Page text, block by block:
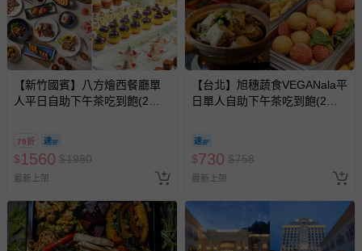
【新竹國賓】八方燴西餐廳單
人平日自助下午茶吃到飽(2張
79折
$1560 $1980
最新上架
【台北】旭穗蔬食VEGANala平
日單人自助下午茶吃到飽(2張
$730 $758
最新上架